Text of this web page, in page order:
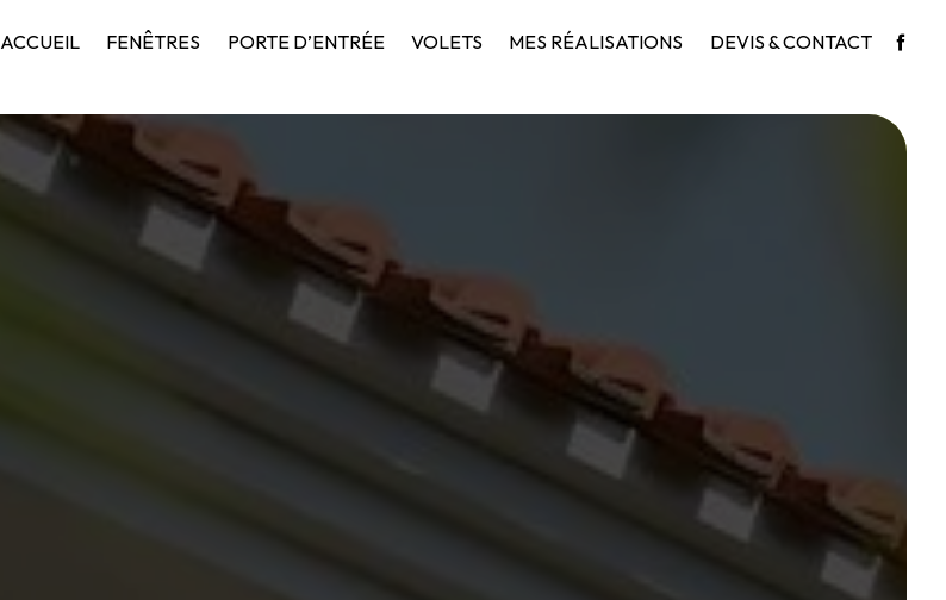
ACCUEIL FENÊTRES PORTE D’ENTRÉE VOLETS MES RÉALISATIONS DEVIS & CONTACT